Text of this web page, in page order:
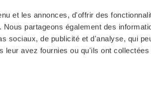
et les annonces, d'offrir des
partageons également des
sociaux, de publicité et d'analyse, qui
avez fournies ou qu'ils ont collectées